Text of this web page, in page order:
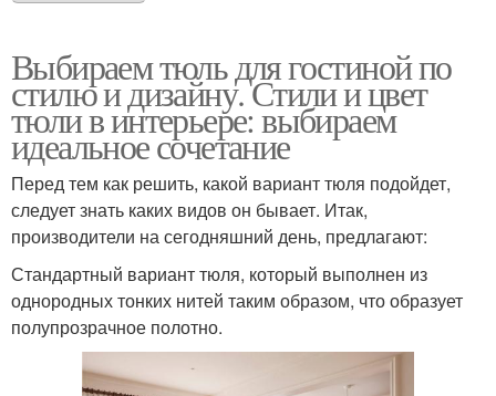
Выбираем тюль для гостиной по
стилю и дизайну. Стили и цвет
тюли в интерьере: выбираем
идеальное сочетание
Перед тем как решить, какой вариант тюля подойдет,
следует знать каких видов он бывает. Итак,
производители на сегодняшний день, предлагают:
Стандартный вариант тюля, который выполнен из
однородных тонких нитей таким образом, что образует
полупрозрачное полотно.